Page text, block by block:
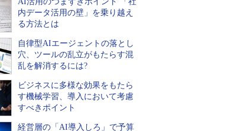
内データ活用の壁」を乗り越え
る方法とは
自律型AIエージェントの落とし
穴、ツールの乱立がもたらす混
乱を解消するには?
ビジネスに多様な効果をもたら
す機械学習、導入において考慮
すべきポイント
経営層の「AI導入しろ」で予算